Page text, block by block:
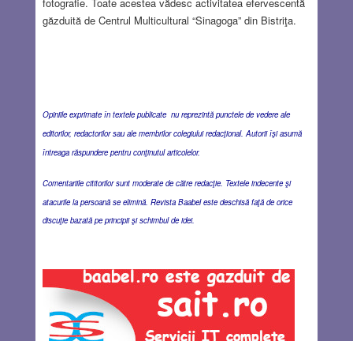
fotografie. Toate acestea vădesc activitatea efervescentă
găzduită de Centrul Multicultural “Sinagoga” din Bistriţa.
Opiniile exprimate în textele publicate nu reprezintă punctele de vedere ale
editorilor, redactorilor sau ale membrilor colegiului redacţional. Autorii îşi asumă
întreaga răspundere pentru conţinutul articolelor.
Comentariile cititorilor sunt moderate de către redacţie. Textele indecente şi
atacurile la persoană se elimină. Revista Baabel este deschisă faţă de orice
discuţie bazată pe principii şi schimbul de idei.